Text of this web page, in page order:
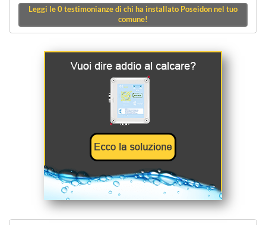
Leggi le0testimonianze di chi ha installato Poseidon nel tuo
comune!